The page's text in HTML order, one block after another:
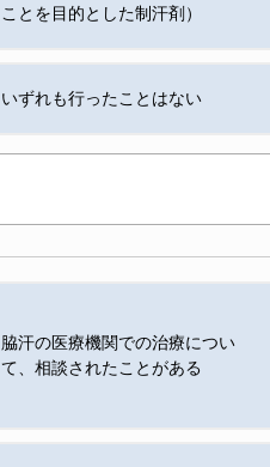
ことを目的とした制汗剤）
いずれも行ったことはない
脇汗の医療機関での治療につい
て、相談されたことがある